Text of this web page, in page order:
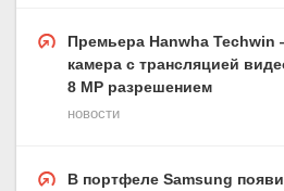
Премьера Hanwha Techwin
камера c трансляцией
8 МР разрешением
новости
В портфеле Samsung